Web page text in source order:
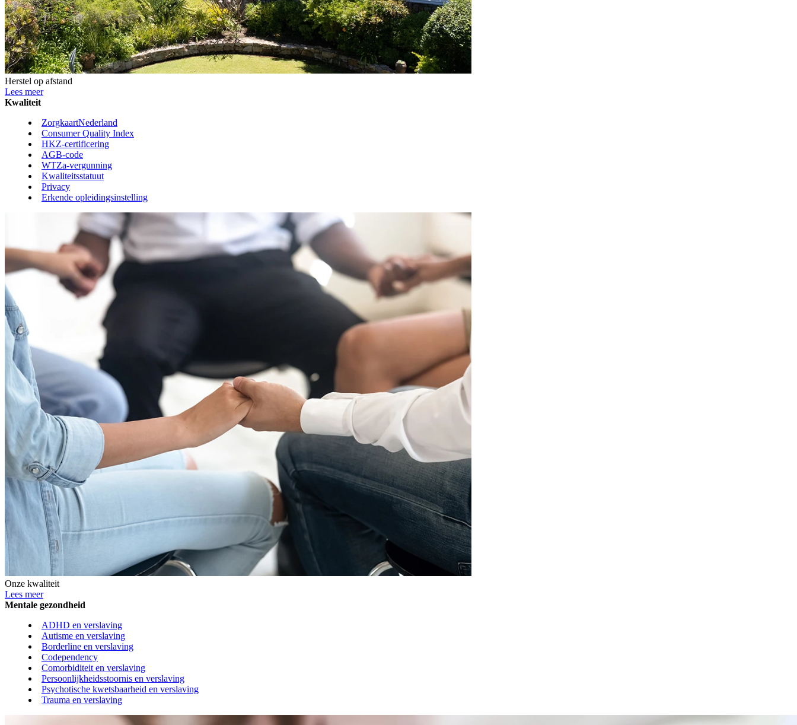
Herstel op afstand
Lees meer
Kwaliteit
ZorgkaartNederland
Consumer Quality Index
HKZ-certificering
AGB-code
WTZa-vergunning
Kwaliteitsstatuut
Privacy
Erkende opleidingsinstelling
Onze kwaliteit
Lees meer
Mentale gezondheid
ADHD en verslaving
Autisme en verslaving
Borderline en verslaving
Codependency
Comorbiditeit en verslaving
Persoonlijkheidsstoornis en verslaving
Psychotische kwetsbaarheid en verslaving
Trauma en verslaving